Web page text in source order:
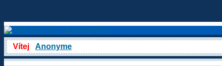
Vítej Anonyme